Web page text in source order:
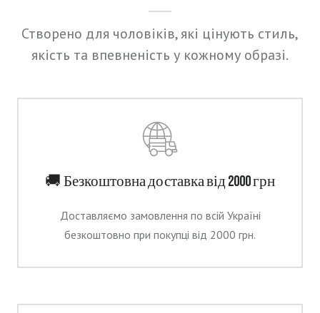
Створено для чоловіків, які цінують стиль,
якість та впевненість у кожному образі.
🚚 Безкоштовна доставка від 2000 грн
Доставляємо замовлення по всій Україні
безкоштовно при покупці від 2000 грн.